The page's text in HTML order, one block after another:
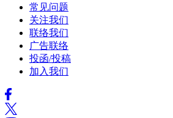
常见问题
关注我们
联络我们
广告联络
投函/投稿
加入我们